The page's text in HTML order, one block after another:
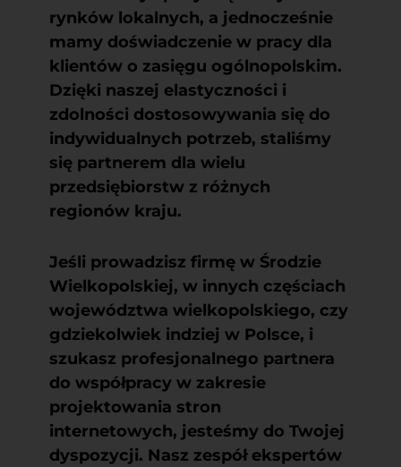
rynków lokalnych, a jednocześnie
mamy doświadczenie w pracy dla
klientów o zasięgu ogólnopolskim.
Dzięki naszej elastyczności i
zdolności dostosowywania się do
indywidualnych potrzeb, staliśmy
się partnerem dla wielu
przedsiębiorstw z różnych
regionów kraju.
Jeśli prowadzisz firmę w Środzie
Wielkopolskiej, w innych częściach
województwa wielkopolskiego, czy
gdziekolwiek indziej w Polsce, i
szukasz profesjonalnego partnera
do współpracy w zakresie
projektowania stron
internetowych, jesteśmy do Twojej
dyspozycji. Nasz zespół ekspertów